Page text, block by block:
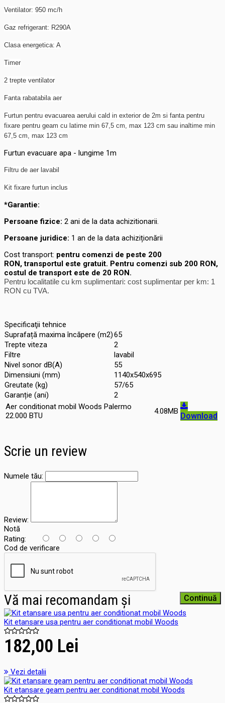
​Ventilator: 950 mc/h
​Gaz refrigerant: R290A
​Clasa energetica: A
​Timer
​2 trepte ventilator
​Fanta rabatabila aer
​Furtun pentru evacuarea aerului cald in exterior de 2m si fanta pentru
fixare pentru geam cu latime min 67,5 cm, max 123 cm sau inaltime min
67,5 cm, max 123 cm
Furtun evacuare apa - lungime 1m
Filtru de aer lavabil
Kit fixare furtun inclus
*Garantie:
Persoane fizice: 2 ani de la data achizitionarii.
Persoane juridice: 1 an de la data achiziționării
Cost transport: pentru comenzi de peste 200
RON, transportul este gratuit. Pentru comenzi sub 200 RON,
costul de transport este de 20 RON.
Pentru localitatile cu km suplimentari: cost suplimentar per km: 1
RON cu TVA.
Specificaţii tehnice
Suprafață maxima încăpere (m2)65
Trepte viteza
2
Filtre
lavabil
Nivel sonor dB(A)
55
Dimensiuni (mm)
1140x540x695
Greutate (kg)
57/65
Garanție (ani)
2
Aer conditionat mobil Woods Palermo
22.000 BTU
4.08MB Download
Scrie un review
Numele tău:
Review:
Notă
Rating:
Cod de verificare
Continuă
Vă mai recomandam și
Kit etansare usa pentru aer conditionat mobil Woods
182,00 Lei
Vezi detalii
Kit etansare geam pentru aer conditionat mobil Woods